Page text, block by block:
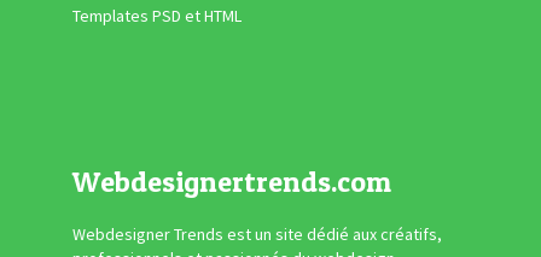
Templates PSD et HTML
Webdesignertrends.com
Webdesigner Trends est un site dédié aux créatifs,